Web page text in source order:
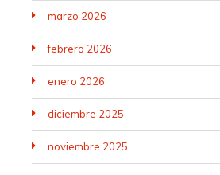
marzo 2026
febrero 2026
enero 2026
diciembre 2025
noviembre 2025